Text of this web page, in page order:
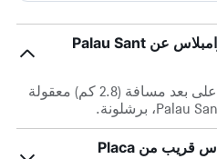
كم يبعد بيت الشباب كابيتول رامبلاس عن Palau Sant
بيت الشباب كابيتول رامبلاس على بعد مسافة (2.8 كم) معقولة
هل بيت الشباب كابيتول رامبلاس قريب من Placa